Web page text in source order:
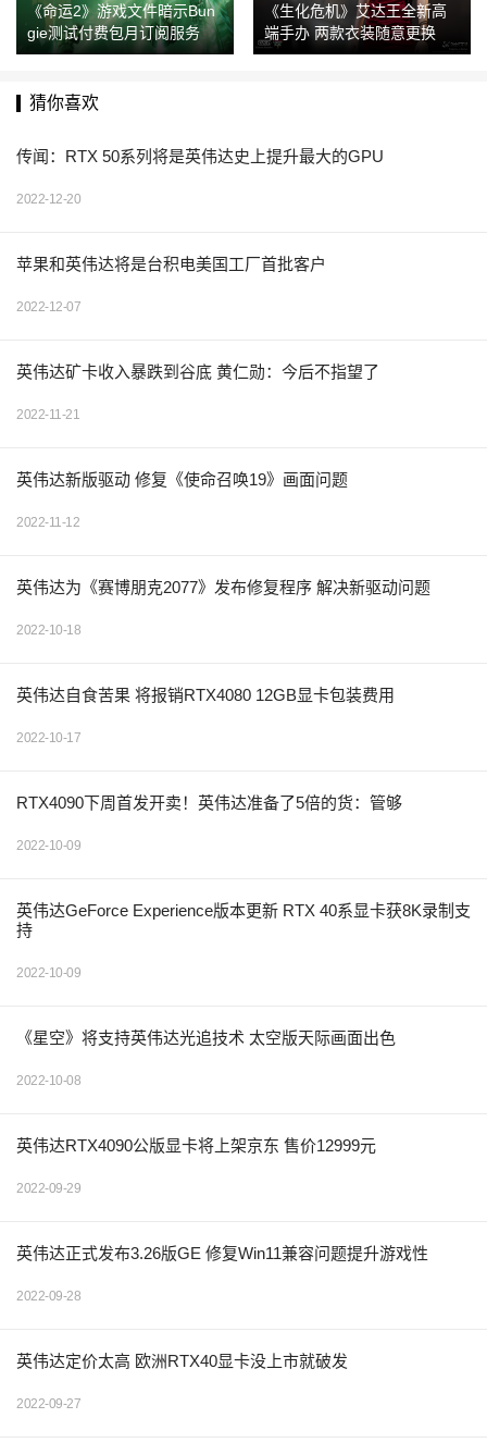
《命运2》游戏文件暗示Bun
gie测试付费包月订阅服务
《生化危机》艾达王全新高
端手办 两款衣装随意更换
猜你喜欢
传闻：RTX 50系列将是英伟达史上提升最大的GPU
2022-12-20
苹果和英伟达将是台积电美国工厂首批客户
2022-12-07
英伟达矿卡收入暴跌到谷底 黄仁勋：今后不指望了
2022-11-21
英伟达新版驱动 修复《使命召唤19》画面问题
2022-11-12
英伟达为《赛博朋克2077》发布修复程序 解决新驱动问题
2022-10-18
英伟达自食苦果 将报销RTX4080 12GB显卡包装费用
2022-10-17
RTX4090下周首发开卖！英伟达准备了5倍的货：管够
2022-10-09
英伟达GeForce Experience版本更新 RTX 40系显卡获8K录制支
持
2022-10-09
《星空》将支持英伟达光追技术 太空版天际画面出色
2022-10-08
英伟达RTX4090公版显卡将上架京东 售价12999元
2022-09-29
英伟达正式发布3.26版GE 修复Win11兼容问题提升游戏性
2022-09-28
英伟达定价太高 欧洲RTX40显卡没上市就破发
2022-09-27